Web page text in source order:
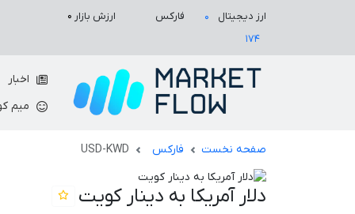
ارز دیجیتال ۰
فارکس
۱۷۴
ارزش بازار ۰
اخبار
میم
صفحه نخست فارکس USD-KWD
دلار آمریکا به دینار کویت